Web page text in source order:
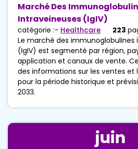
Marché Des
Intraveineuses (IgIV)
catégorie :- Healthcare 223
Le marché des immunoglobulines
(IgIV) est segmenté par région,
application et canaux de vente.
des informations sur les ventes
pour la période historique et
2033.
juin